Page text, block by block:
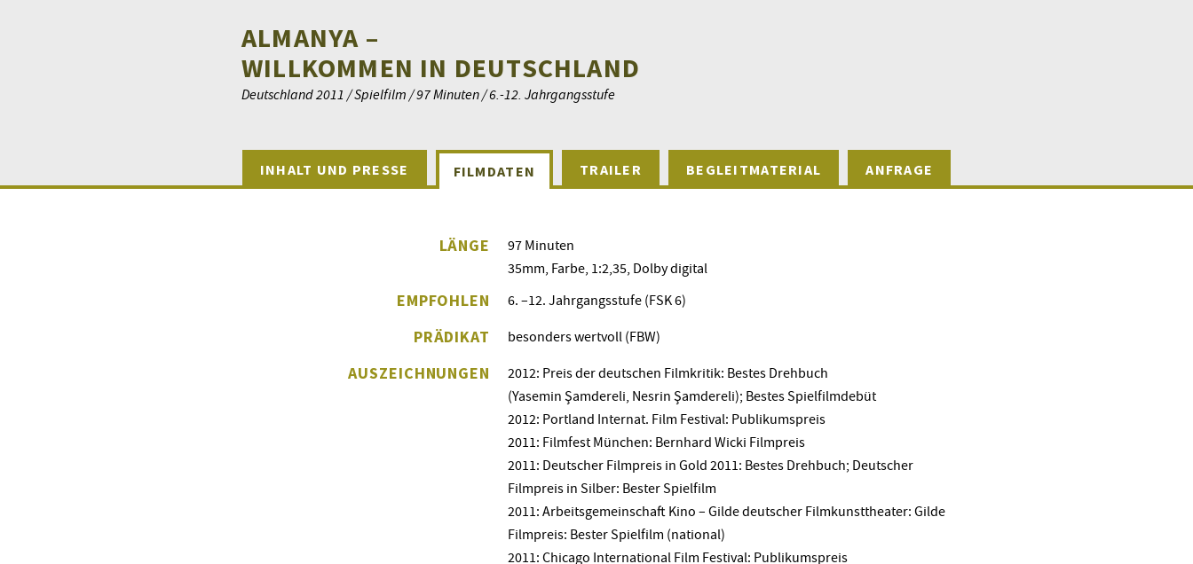
ALMANYA –
WILLKOMMEN IN DEUTSCHLAND
Deutschland 2011 / Spielfilm / 97 Minuten / 6.-12. Jahrgangsstufe
INHALT UND PRESSE FILMDATEN TRAILER BEGLEITMATERIAL ANFRAGE
LÄNGE
97 Minuten
35mm, Farbe, 1:2,35, Dolby digital
EMPFOHLEN 6. –12. Jahrgangsstufe (FSK 6)
PRÄDIKAT besonders wertvoll (FBW)
AUSZEICHNUNGEN
2012: Preis der deutschen Filmkritik: Bestes Drehbuch
(Yasemin Şamdereli, Nesrin Şamdereli); Bestes Spielfilmdebüt
2012: Portland Internat. Film Festival: Publikumspreis
2011: Filmfest München: Bernhard Wicki Filmpreis
2011: Deutscher Filmpreis in Gold 2011: Bestes Drehbuch; Deutscher
Filmpreis in Silber: Bester Spielfilm
2011: Arbeitsgemeinschaft Kino – Gilde deutscher Filmkunsttheater: Gilde
Filmpreis: Bester Spielfilm (national)
2011: Chicago International Film Festival: Publikumspreis